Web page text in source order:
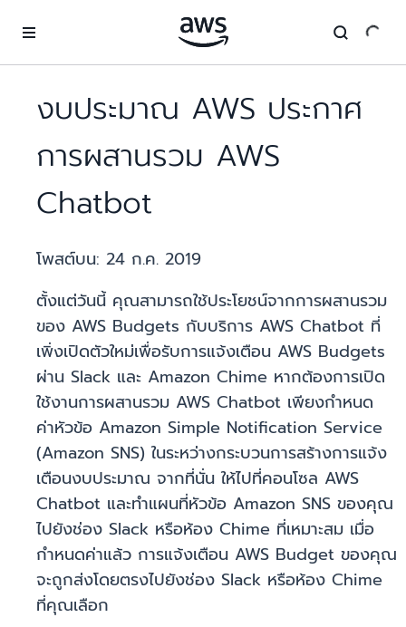
งบประมาณ AWS ประกาศ
การผสานรวม AWS
Chatbot
โพสต์บน: 24 ก.ค. 2019
ตั้งแต่วันนี้ คุณสามารถใช้ประโยชน์จากการผสานรวม
ของ AWS Budgets กับบริการ AWS Chatbot ที่
เพิ่งเปิดตัวใหม่เพื่อรับการแจ้งเตือน AWS Budgets
ผ่าน Slack และ Amazon Chime หากต้องการเปิด
ใช้งานการผสานรวม AWS Chatbot เพียงกำหนด
ค่าหัวข้อ Amazon Simple Notification Service
(Amazon SNS) ในระหว่างกระบวนการสร้างการแจ้ง
เตือนงบประมาณ จากที่นั่น ให้ไปที่คอนโซล AWS
Chatbot และทำแผนที่หัวข้อ Amazon SNS ของคุณ
ไปยังช่อง Slack หรือห้อง Chime ที่เหมาะสม เมื่อ
กำหนดค่าแล้ว การแจ้งเตือน AWS Budget ของคุณ
จะถูกส่งโดยตรงไปยังช่อง Slack หรือห้อง Chime
ที่คุณเลือก